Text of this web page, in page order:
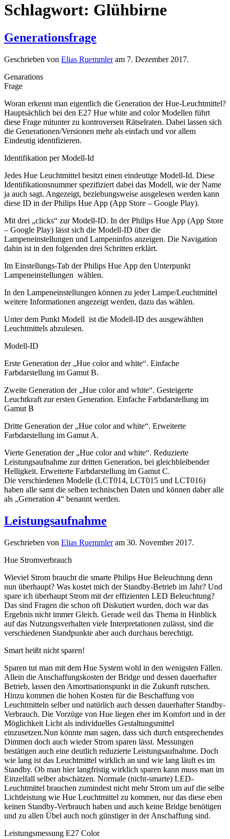
Schlagwort: Glühbirne
Generationsfrage
Geschrieben von Elias Ruemmleram 7. Dezember 2017.
Genarations
Frage
Woran erkennt man eigentlich die Generation der Hue-Leuchtmittel?
Hauptsächlich bei den E27 Hue white and color Modellen führt
diese Frage mitunter zu kontroversen Rätselraten. Dabei lassen sich
die Generationen/Versionen mehr als einfach und vor allem
Eindeutig identifizieren.
Identifikation per Modell-Id
Jedes Hue Leuchtmittel besitzt einen eindeutige Modell-Id. Diese
Identifikationsnummer spezifiziert dabei das Modell, wie der Name
ja auch sagt. Angezeigt, beziehungsweise ausgelesen werden kann
diese ID in der Philips Hue App (App Store – Google Play).
Mit drei „clicks“ zur Modell-ID. In der Philips Hue App (App Store
– Google Play) lässt sich die Modell-ID über die
Lampeneinstellungen und Lampeninfos anzeigen. Die Navigation
dahin ist in den folgenden drei Schritten erklärt.
Im Einstellungs-Tab der Philips Hue App den Unterpunkt
Lampeneinstellungen wählen.
In den Lampeneinstellungen können zu jeder Lampe/Leuchtmittel
weitere Informationen angezeigt werden, dazu das wählen.
Unter dem Punkt Modell ist die Modell-ID des ausgewählten
Leuchtmittels abzulesen.
Modell-ID
Erste Generation der „Hue color and white“. Einfache
Farbdarstellung im Gamut B.
Zweite Generation der „Hue color and white“. Gesteigerte
Leuchtkraft zur ersten Generation. Einfache Farbdarstellung im
Gamut B
Dritte Generation der „Hue color and white“. Erweiterte
Farbdarstellung im Gamut A.
Vierte Generation der „Hue color and white“. Reduzierte
Leistungsaufnahme zur dritten Generation, bei gleichbleibender
Helligkeit. Erweiterte Farbdarstellung im Gamut C.
Die verschiedenen Modelle (LCT014, LCT015 und LCT016)
haben alle samt die selben technischen Daten und können daher alle
als „Generation 4“ benannt werden.
Leistungsaufnahme
Geschrieben von Elias Ruemmleram 30. November 2017.
Hue Stromverbrauch
Wieviel Strom braucht die smarte Philips Hue Beleuchtung denn
nun überhaupt? Was kostet mich der Standby-Betrieb im Jahr? Und
spare ich überhaupt Strom mit der effizienten LED Beleuchtung?
Das sind Fragen die schon oft Diskutiert wurden, doch war das
Ergebnis nicht immer Gleich. Gerade weil das Thema in Hinblick
auf das Nutzungsverhalten viele Interpretationen zulässt, sind die
verschiedenen Standpunkte aber auch durchaus berechtigt.
Smart heißt nicht sparen!
Sparen tut man mit dem Hue System wohl in den wenigsten Fällen.
Allein die Anschaffungskosten der Bridge und dessen dauerhafter
Betrieb, lassen den Amortisationspunkt in die Zukunft rutschen.
Hinzu kommen die hohen Kosten für die Beschaffung von
Leuchtmitteln selber und natürlich auch dessen dauerhafter Standby-
Verbrauch. Die Vorzüge von Hue liegen eher im Komfort und in der
Möglichkeit Licht als individuelles Gestaltungsmittel
einzusetzen.Nun könnte man sagen, dass sich durch entsprechendes
Dimmen doch auch wieder Strom sparen lässt. Messungen
bestätigen auch eine deutlich reduzierte Leistungsaufnahme. Doch
wie lang ist das Leuchtmittel wirklich an und wie lang läuft es im
Standby. Ob man hier langfristig wirklich sparen kann muss man im
Einzelfall selber abschätzen. Normale (nicht-smarte) LED-
Leuchtmittel brauchen zumindest nicht mehr Strom um auf die selbe
Lichtleistung wie Hue Leuchtmittel zu kommen, nur das diese eben
keinen Standby-Verbrauch haben und auch keine Bridge benötigen
und zu allen Übel auch noch günstiger in der Anschaffung sind.
Leistungsmessung E27 Color